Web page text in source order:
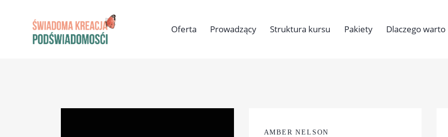
Oferta Prowadzący Struktura kursu Pakiety Dlaczego warto
AMBER NELSON